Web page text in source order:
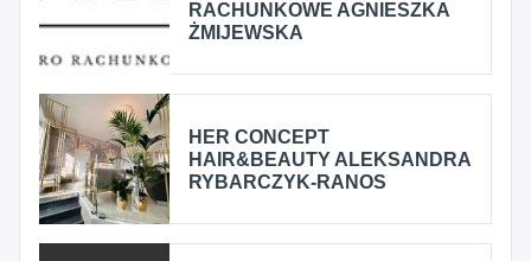
RACHUNKOWE AGNIESZKA
ŻMIJEWSKA
HER CONCEPT
HAIR&BEAUTY ALEKSANDRA
RYBARCZYK-RANOS